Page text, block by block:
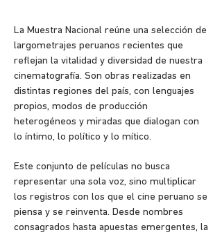
La Muestra Nacional reúne una selección de
largometrajes peruanos recientes que
reflejan la vitalidad y diversidad de nuestra
cinematografía. Son obras realizadas en
distintas regiones del país, con lenguajes
propios, modos de producción
heterogéneos y miradas que dialogan con
lo íntimo, lo político y lo mítico.
Este conjunto de películas no busca
representar una sola voz, sino multiplicar
los registros con los que el cine peruano se
piensa y se reinventa. Desde nombres
consagrados hasta apuestas emergentes, la